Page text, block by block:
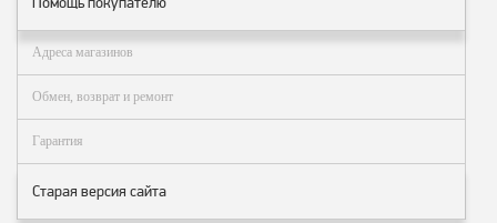
Адреса магазинов
Обмен, возврат и ремонт
Гарантия
Старая версия сайта